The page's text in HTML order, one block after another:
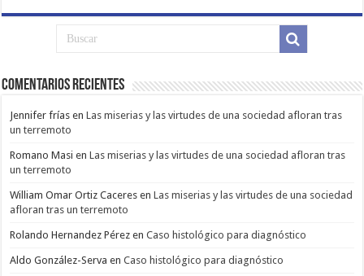
Comentarios Recientes
Jennifer frías enLas miserias y las virtudes de una sociedad afloran tras
un terremoto
Romano Masi enLas miserias y las virtudes de una sociedad afloran tras
un terremoto
William Omar Ortiz Caceres enLas miserias y las virtudes de una sociedad
afloran tras un terremoto
Rolando Hernandez Pérez enCaso histológico para diagnóstico
Aldo González-Serva enCaso histológico para diagnóstico